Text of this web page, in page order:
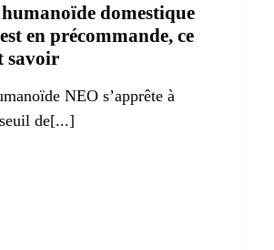
domestique
en précommande, ce
savoir
NEO s’apprête à
de[...]